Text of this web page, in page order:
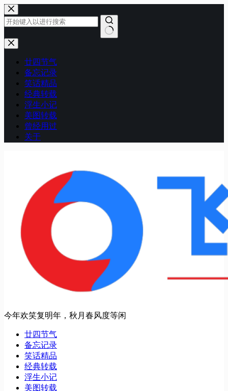
跳
至
内
容
无
廿四节气
备忘记录
笑话精品
经典转载
浮生小记
美图转载
曾经用过
关于
今年欢笑复明年，秋月春风度等闲
廿四节气
备忘记录
笑话精品
经典转载
浮生小记
美图转载